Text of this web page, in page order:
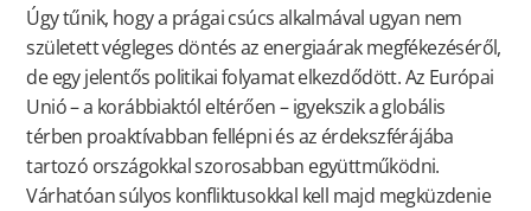
Úgy tűnik, hogy a prágai csúcs alkalmával ugyan nem
született végleges döntés az energiaárak megfékezéséről,
de egy jelentős politikai folyamat elkezdődött. Az Európai
Unió – a korábbiaktól eltérően – igyekszik a globális
térben proaktívabban fellépni és az érdekszférájába
tartozó országokkal szorosabban együttműködni.
Várhatóan súlyos konfliktusokkal kell majd megküzdenie